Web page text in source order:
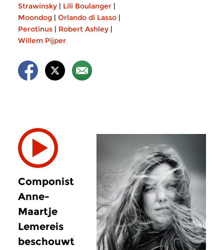
Strawinsky | Lili Boulanger |
Moondog | Orlando di Lasso |
Perotinus | Robert Ashley |
Willem Pijper
Componist
Anne-
Maartje
Lemereis
beschouwt